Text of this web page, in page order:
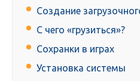
Создание
C чего «грузиться»?
Сохранки в играх
Установка системы